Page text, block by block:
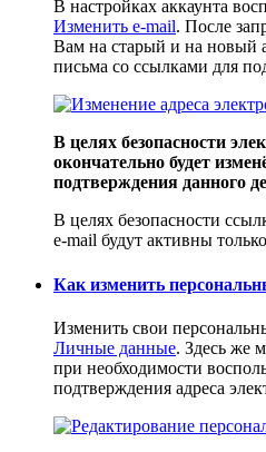
В настройках аккаунта
Изменить e-mail. После
Вам на старый и на новый
письма со ссылками для
В целях безопасности
окончательно будет
подтверждения данного
В целях безопасности
e-mail будут активны
Как изменить
Изменить свои
Личные данные. Здесь же
при необходимости
подтверждения адреса